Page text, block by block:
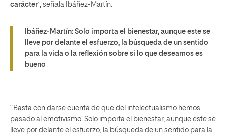
carácter”, señala Ibáñez-Martín.
Ibáñez-Martín: Solo importa el bienestar, aunque este se
lleve por delante el esfuerzo, la búsqueda de un sentido
para la vida o la reflexión sobre si lo que deseamos es
bueno
“Basta con darse cuenta de que del intelectualismo hemos
pasado al emotivismo. Solo importa el bienestar, aunque este se
lleve por delante el esfuerzo, la búsqueda de un sentido para la